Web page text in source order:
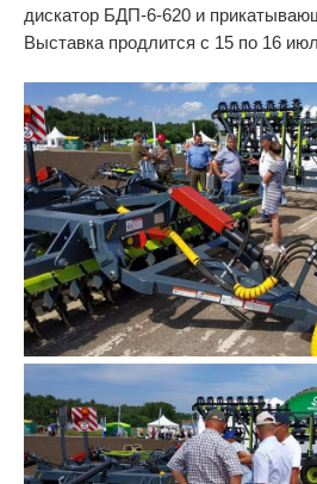
Grubber
Mehrzweckgeräte
Pflüge
Geräteträger
дискатор БДП-6-620 и
Выставка продлится с 15 по 16